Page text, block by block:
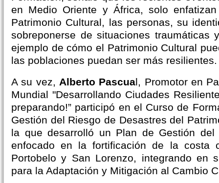
en Medio Oriente y África, solo
Patrimonio Cultural, las personas, su
sobreponerse de situaciones traumáticas
ejemplo de cómo el Patrimonio Cultural
las poblaciones puedan ser más resilientes.
A su vez, Alberto Pascual, Promotor en
Mundial "Desarrollando Ciudades
preparando!” participó en el Curso de
Gestión del Riesgo de Desastres del
la que desarrolló un Plan de Gestión del
enfocado en la fortificación de la costa
Portobelo y San Lorenzo, integrando en
para la Adaptación y Mitigación al Cambio